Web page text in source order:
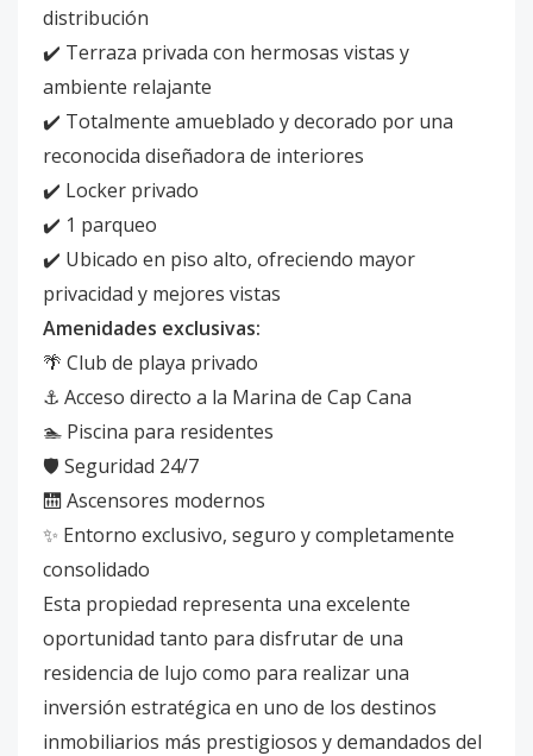
distribución
✔️ Terraza privada con hermosas vistas y
ambiente relajante
✔️ Totalmente amueblado y decorado por una
reconocida diseñadora de interiores
✔️ Locker privado
✔️ 1 parqueo
✔️ Ubicado en piso alto, ofreciendo mayor
privacidad y mejores vistas
Amenidades exclusivas:
🌴 Club de playa privado
⚓ Acceso directo a la Marina de Cap Cana
🏊 Piscina para residentes
🛡️ Seguridad 24/7
🛗 Ascensores modernos
✨ Entorno exclusivo, seguro y completamente
consolidado
Esta propiedad representa una excelente
oportunidad tanto para disfrutar de una
residencia de lujo como para realizar una
inversión estratégica en uno de los destinos
inmobiliarios más prestigiosos y demandados del